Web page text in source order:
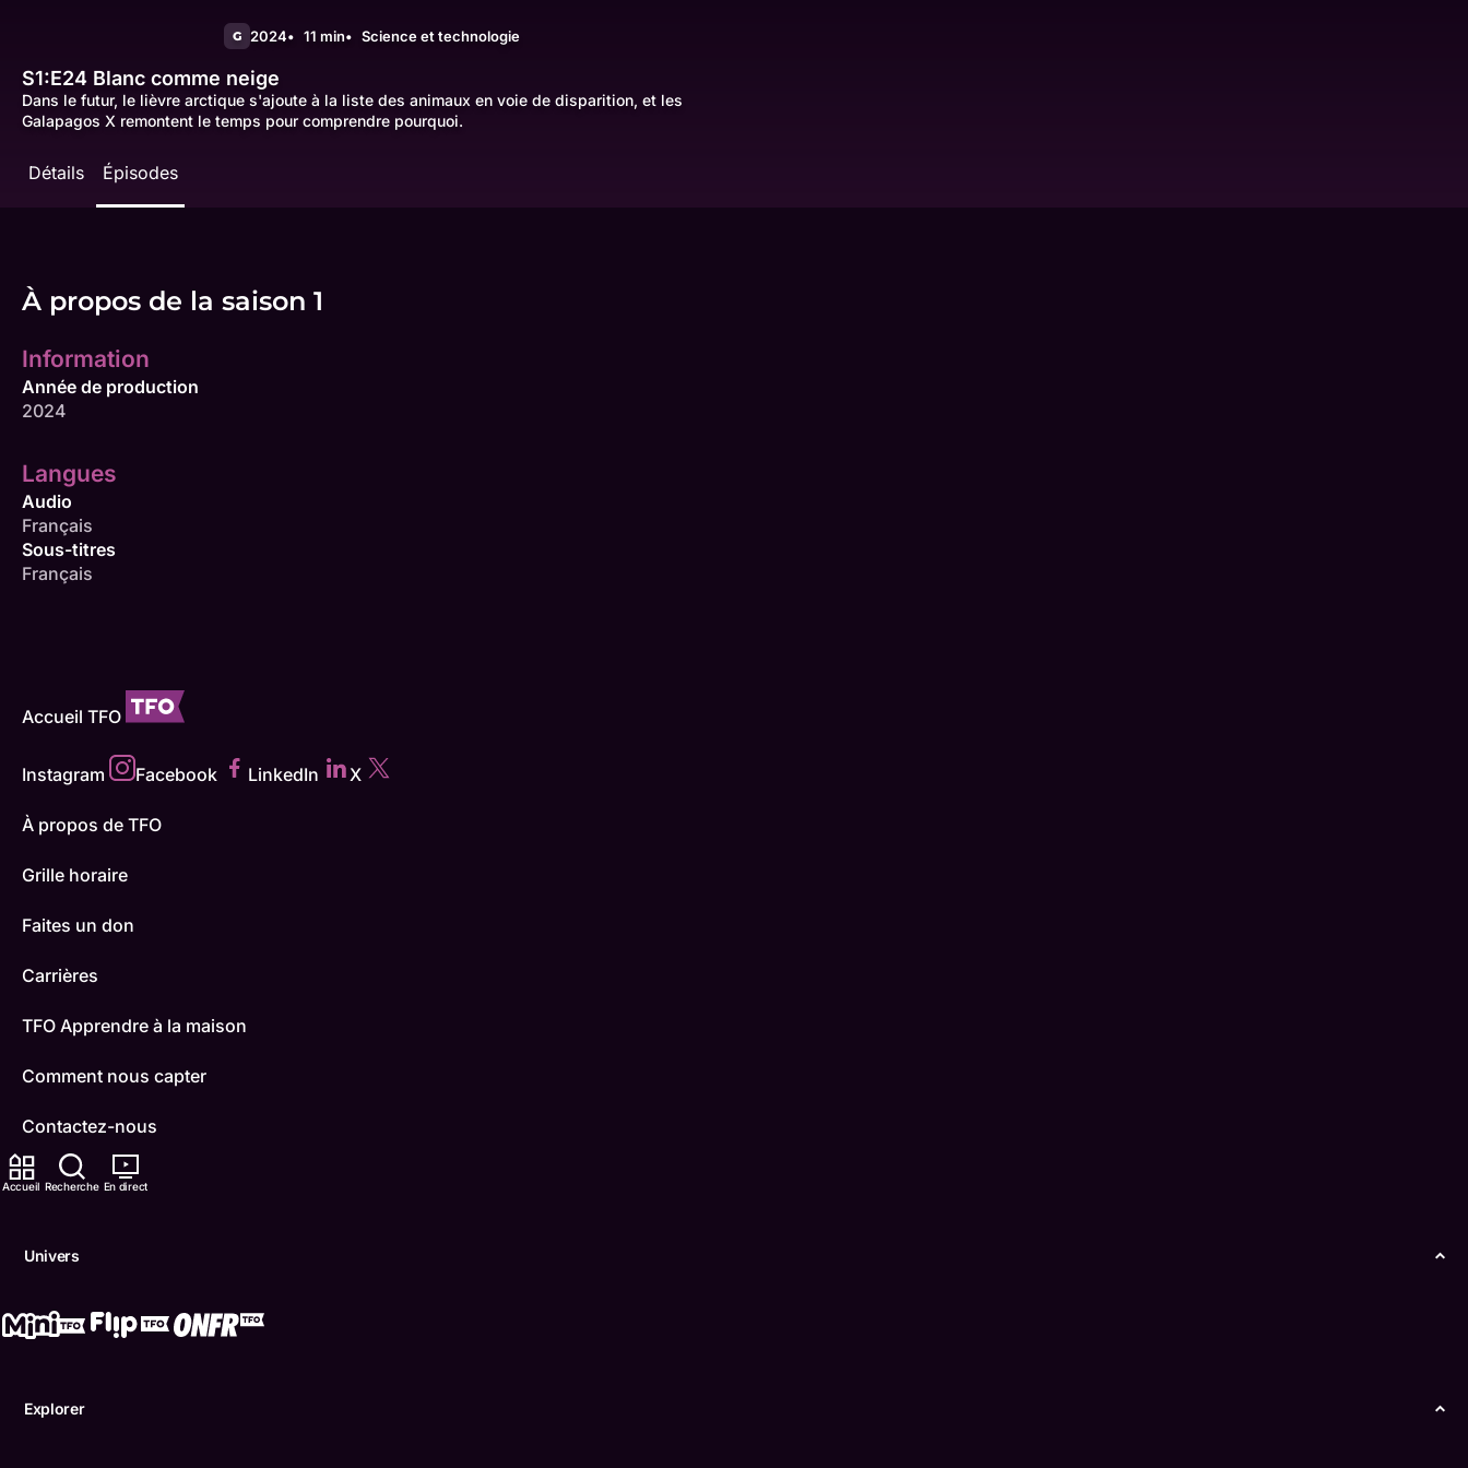
Accueil Recherche En direct
Univers
Explorer
G 2024 11 min Science et technologie
S1:E24 Blanc comme neige
Dans le futur, le lièvre arctique s'ajoute à la liste des animaux en voie de disparition, et les
Galapagos X remontent le temps pour comprendre pourquoi.
Détails Épisodes
À propos de la saison 1
Information
Année de production
2024
Langues
Audio
Français
Sous-titres
Français
Accueil TFO
Instagram Facebook LinkedIn X
À propos de TFO
Grille horaire
Faites un don
Carrières
TFO Apprendre à la maison
Comment nous capter
Contactez-nous
ONFR
Conditions d'utilisation